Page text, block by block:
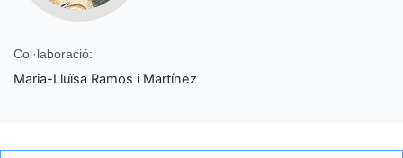
Col·laboració:
Maria-Lluïsa Ramos i Martínez